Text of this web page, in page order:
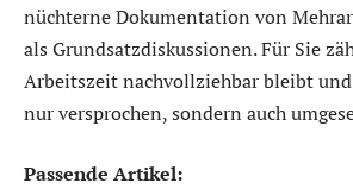
nüchterne Dokumentation von
als Grundsatzdiskussionen. Für Sie
Arbeitszeit nachvollziehbar bleibt
nur versprochen, sondern auch
Passende Artikel: